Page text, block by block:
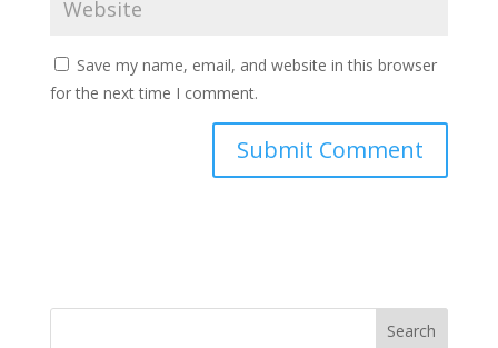
Save my name, email, and website in this browser
for the next time I comment.